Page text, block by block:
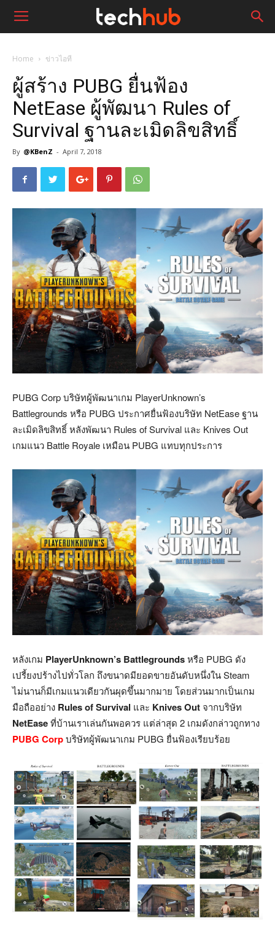
Home ข่าวไอที
ผู้สร้าง PUBG ยื่นฟ้อง
NetEase ผู้พัฒนา Rules of
Survival ฐานละเมิดลิขสิทธิ์
By @KBenZ - April 7, 2018
PUBG Corp บริษัทผู้พัฒนาเกม PlayerUnknown’s
Battlegrounds หรือ PUBG ประกาศยื่นฟ้องบริษัท NetEase ฐาน
ละเมิดลิขสิทธิ์ หลังพัฒนา Rules of Survival และ Knives Out
เกมแนว Battle Royale เหมือน PUBG แทบทุกประการ
หลังเกม PlayerUnknown’s Battlegroundsหรือ PUBG ดัง
เปรี้ยงปร้างไปทั่วโลก ถึงขนาดมียอดขายอันดับหนึ่งใน Steam
ไม่นานก็มีเกมแนวเดียวกันผุดขึ้นมากมาย โดยส่วนมากเป็นเกม
มือถืออย่าง Rules of Survival และ Knives Out จากบริษัท
NetEaseที่บ้านเราเล่นกันพอควร แต่ล่าสุด 2 เกมดังกล่าวถูกทาง
PUBG Corpบริษัทผู้พัฒนาเกม PUBG ยื่นฟ้องเรียบร้อย